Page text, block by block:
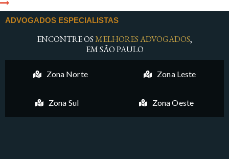
ADVOGADOS ESPECIALISTAS
ENCONTRE OSMELHORES ADVOGADOS,
EM SÃO PAULO
Zona Norte Zona Leste
Zona Sul Zona Oeste